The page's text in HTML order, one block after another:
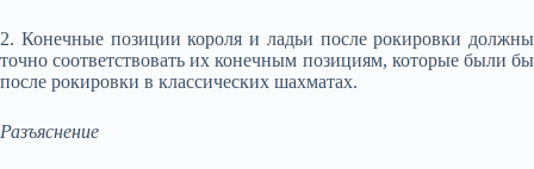
2. Конечные позиции короля и ладьи после рокировки должны
точно соответствовать их конечным позициям, которые были бы
после рокировки в классических шахматах.
Разъяснение